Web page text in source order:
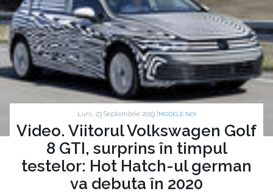
Luni, 23 Septembrie 2019 | MODELE NOI
Video. Viitorul Volkswagen Golf
8 GTI, surprins în timpul
testelor: Hot Hatch-ul german
va debuta în 2020